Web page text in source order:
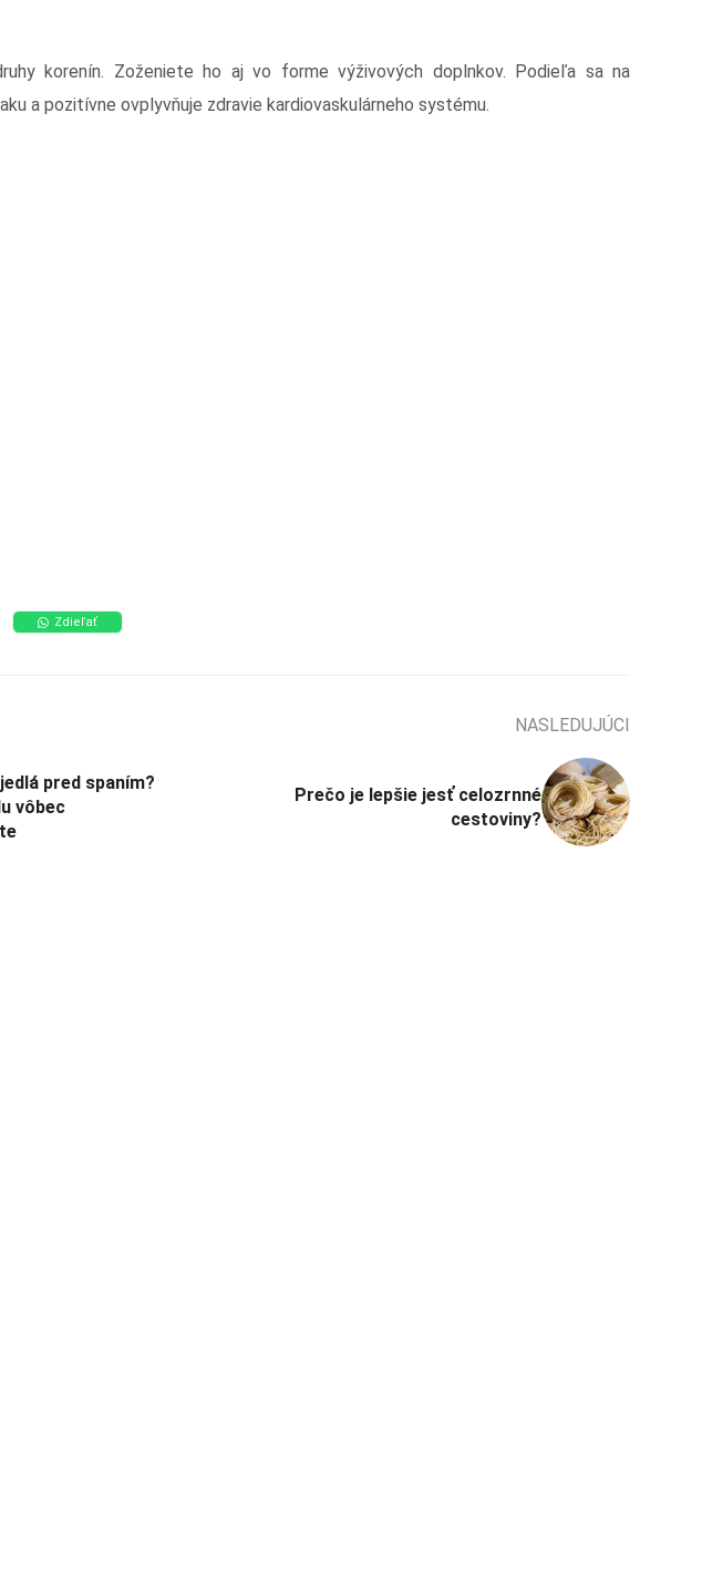
korenín. Zoženiete ho aj vo forme výživových doplnkov. Podieľa sa na
a pozitívne ovplyvňuje zdravie kardiovaskulárneho systému.
Zdieľať
pred spaním?
vôbec
NASLEDUJÚCI
Prečo je lepšie jesť celozrnné
cestoviny?